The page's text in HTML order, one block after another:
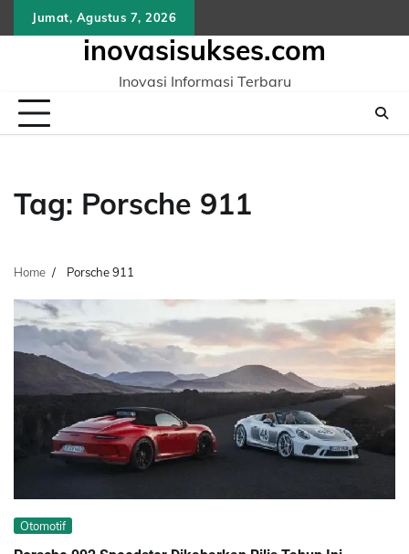
to
Jumat, Agustus 7, 2026
inovasisukses.com
Inovasi Informasi Terbaru
Tag: Porsche 911
Home Porsche 911
Otomotif